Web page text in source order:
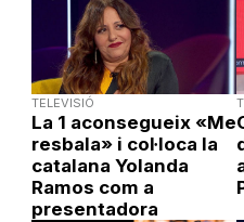
TELEVISIÓ
La 1 aconsegueix «Me
resbala» i col·loca la
catalana Yolanda
Ramos com a
presentadora